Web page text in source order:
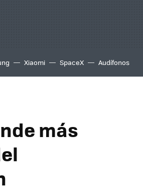
Xiaomi SpaceX Audífonos
más